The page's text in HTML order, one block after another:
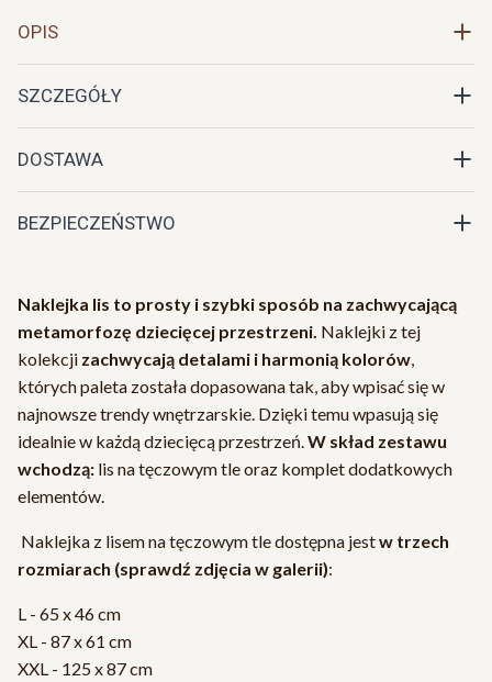
OPIS
SZCZEGÓŁY
DOSTAWA
BEZPIECZEŃSTWO
Naklejka lis to prosty i szybki sposób na zachwycającą
metamorfozę dziecięcej przestrzeni. Naklejki z tej
kolekcji zachwycają detalami i harmonią kolorów,
których paleta została dopasowana tak, aby wpisać się w
najnowsze trendy wnętrzarskie. Dzięki temu wpasują się
idealnie w każdą dziecięcą przestrzeń.W skład zestawu
wchodzą: lis na tęczowym tle oraz komplet dodatkowych
elementów.
Naklejka z lisem na tęczowym tle dostępna jestw trzech
rozmiarach (sprawdź zdjęcia w galerii):
L - 65 x 46 cm
XL - 87 x 61 cm
XXL - 125 x 87 cm